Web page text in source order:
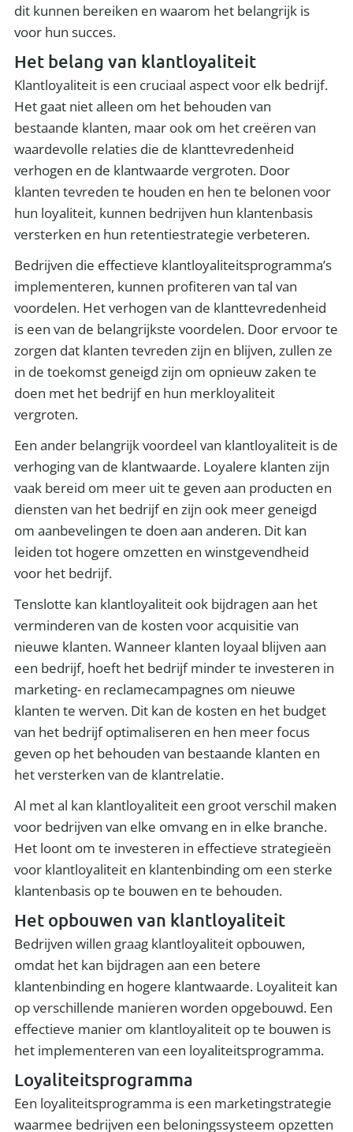
dit kunnen bereiken en waarom het belangrijk is
voor hun succes.
Het belang van klantloyaliteit
Klantloyaliteit is een cruciaal aspect voor elk bedrijf.
Het gaat niet alleen om het behouden van
bestaande klanten, maar ook om het creëren van
waardevolle relaties die de klanttevredenheid
verhogen en de klantwaarde vergroten. Door
klanten tevreden te houden en hen te belonen voor
hun loyaliteit, kunnen bedrijven hun klantenbasis
versterken en hun retentiestrategie verbeteren.
Bedrijven die effectieve klantloyaliteitsprogramma’s
implementeren, kunnen profiteren van tal van
voordelen. Het verhogen van de klanttevredenheid
is een van de belangrijkste voordelen. Door ervoor te
zorgen dat klanten tevreden zijn en blijven, zullen ze
in de toekomst geneigd zijn om opnieuw zaken te
doen met het bedrijf en hun merkloyaliteit
vergroten.
Een ander belangrijk voordeel van klantloyaliteit is de
verhoging van de klantwaarde. Loyalere klanten zijn
vaak bereid om meer uit te geven aan producten en
diensten van het bedrijf en zijn ook meer geneigd
om aanbevelingen te doen aan anderen. Dit kan
leiden tot hogere omzetten en winstgevendheid
voor het bedrijf.
Tenslotte kan klantloyaliteit ook bijdragen aan het
verminderen van de kosten voor acquisitie van
nieuwe klanten. Wanneer klanten loyaal blijven aan
een bedrijf, hoeft het bedrijf minder te investeren in
marketing- en reclamecampagnes om nieuwe
klanten te werven. Dit kan de kosten en het budget
van het bedrijf optimaliseren en hen meer focus
geven op het behouden van bestaande klanten en
het versterken van de klantrelatie.
Al met al kan klantloyaliteit een groot verschil maken
voor bedrijven van elke omvang en in elke branche.
Het loont om te investeren in effectieve strategieën
voor klantloyaliteit en klantenbinding om een sterke
klantenbasis op te bouwen en te behouden.
Het opbouwen van klantloyaliteit
Bedrijven willen graag klantloyaliteit opbouwen,
omdat het kan bijdragen aan een betere
klantenbinding en hogere klantwaarde. Loyaliteit kan
op verschillende manieren worden opgebouwd. Een
effectieve manier om klantloyaliteit op te bouwen is
het implementeren van een loyaliteitsprogramma.
Loyaliteitsprogramma
Een loyaliteitsprogramma is een marketingstrategie
waarmee bedrijven een beloningssysteem opzetten